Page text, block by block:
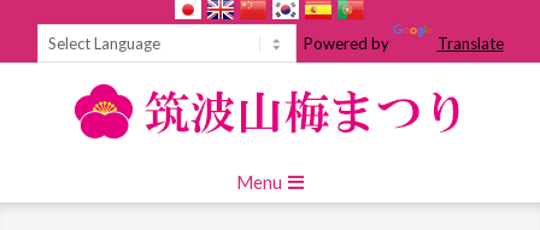
Powered by Translate
Navigation
Menu